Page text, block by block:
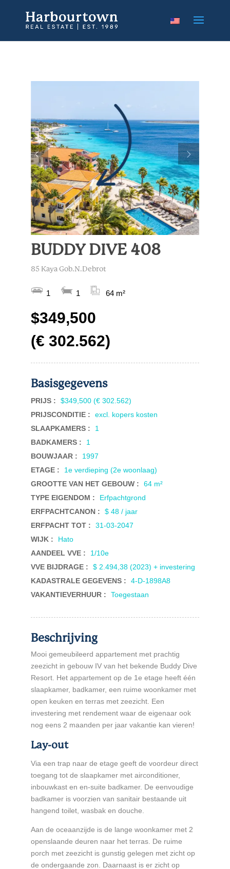
BUDDY DIVE 408
85 Kaya Gob.N.Debrot
1 1 64 m²
$349,500
(€ 302.562)
Basisgegevens
PRIJS :
$349,500 (€ 302.562)
PRIJSCONDITIE :
excl. kopers kosten
SLAAPKAMERS :
1
BADKAMERS :
1
BOUWJAAR :
1997
ETAGE :
1e verdieping (2e woonlaag)
GROOTTE VAN HET GEBOUW :
64 m²
TYPE EIGENDOM :
Erfpachtgrond
ERFPACHTCANON :
$ 48 / jaar
ERFPACHT TOT :
31-03-2047
WIJK :
Hato
AANDEEL VVE :
1/10e
VVE BIJDRAGE :
$ 2.494,38 (2023) + investering
KADASTRALE GEGEVENS :
4-D-1898A8
VAKANTIEVERHUUR :
Toegestaan
Beschrijving
Mooi gemeubileerd appartement met prachtig
zeezicht in gebouw IV van het bekende Buddy Dive
Resort. Het appartement op de 1e etage heeft één
slaapkamer, badkamer, een ruime woonkamer met
open keuken en terras met zeezicht. Een
investering met rendement waar de eigenaar ook
nog eens 2 maanden per jaar vakantie kan vieren!
Lay-out
Via een trap naar de etage geeft de voordeur direct
toegang tot de slaapkamer met airconditioner,
inbouwkast en en-suite badkamer. De eenvoudige
badkamer is voorzien van sanitair bestaande uit
hangend toilet, wasbak en douche.
Aan de oceaanzijde is de lange woonkamer met 2
openslaande deuren naar het terras. De ruime
porch met zeezicht is gunstig gelegen met zicht op
de ondergaande zon. Daarnaast is er zicht op